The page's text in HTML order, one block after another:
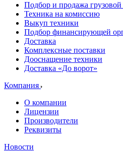
Подбор и продажа грузовой
Техника на комиссию
Выкуп техники
Подбор финансирующей
Доставка
Комплексные поставки
Дооснащение техники
Доставка «До ворот»
Компания
О компании
Лицензии
Производители
Реквизиты
Новости